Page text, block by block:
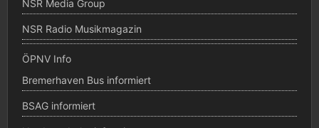
NSR Media Group
NSR Radio Musikmagazin
ÖPNV Info
Bremerhaven Bus informiert
BSAG informiert